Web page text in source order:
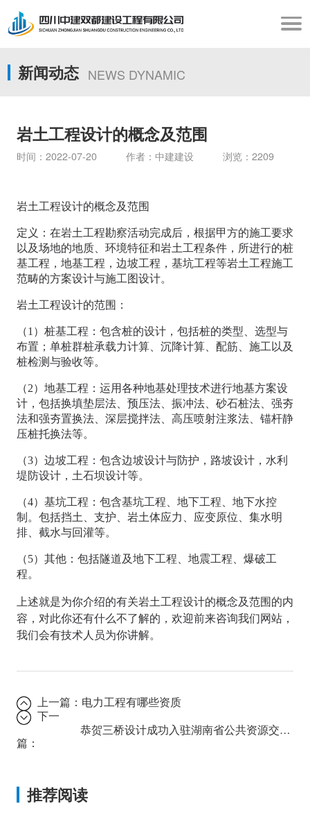
新闻动态 NEWS DYNAMIC
岩土工程设计的概念及范围
时间：2022-07-20 作者：中建建设 浏览：2209
岩土工程设计的概念及范围
定义：在岩土工程勘察活动完成后，根据甲方的施工要求
以及场地的地质、环境特征和岩土工程条件，所进行的桩
基工程，地基工程，边坡工程，基坑工程等岩土工程施工
范畴的方案设计与施工图设计。
岩土工程设计的范围：
（1）桩基工程：包含桩的设计，包括桩的类型、选型与
布置；单桩群桩承载力计算、沉降计算、配筋、施工以及
桩检测与验收等。
（2）地基工程：运用各种地基处理技术进行地基方案设
计，包括换填垫层法、预压法、振冲法、砂石桩法、强夯
法和强夯置换法、深层搅拌法、高压喷射注浆法、锚杆静
压桩托换法等。
（3）边坡工程：包含边坡设计与防护，路坡设计，水利
堤防设计，土石坝设计等。
（4）基坑工程：包含基坑工程、地下工程、地下水控
制。包括挡土、支护、岩土体应力、应变原位、集水明
排、截水与回灌等。
（5）其他：包括隧道及地下工程、地震工程、爆破工
程。
上述就是为你介绍的有关岩土工程设计的概念及范围 的内
容，对此你还有什么不了解的，欢迎前来咨询我们网站，
我们会有技术人员为你讲解。
上一篇： 电力工程有哪些资质
下一
篇：
恭贺三桥设计成功入驻湖南省公共资源交易统一注册平台！
推荐阅读